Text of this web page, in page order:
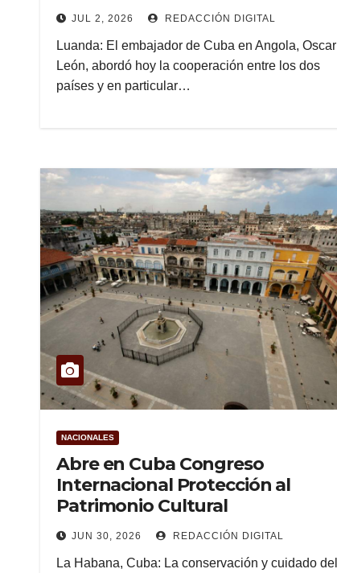
JUL 2, 2026 REDACCIÓN DIGITAL
Luanda: El embajador de Cuba en Angola, Oscar
León, abordó hoy la cooperación entre los dos
países y en particular…
NACIONALES
Abre en Cuba Congreso
Internacional Protección al
Patrimonio Cultural
JUN 30, 2026 REDACCIÓN DIGITAL
La Habana, Cuba: La conservación y cuidado del